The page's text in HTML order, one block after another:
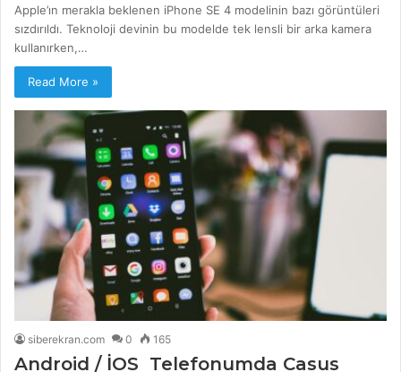
Apple’ın merakla beklenen iPhone SE 4 modelinin bazı görüntüleri
sızdırıldı. Teknoloji devinin bu modelde tek lensli bir arka kamera
kullanırken,…
Read More »
siberekran.com 0 165
Android / İOS Telefonumda Casus